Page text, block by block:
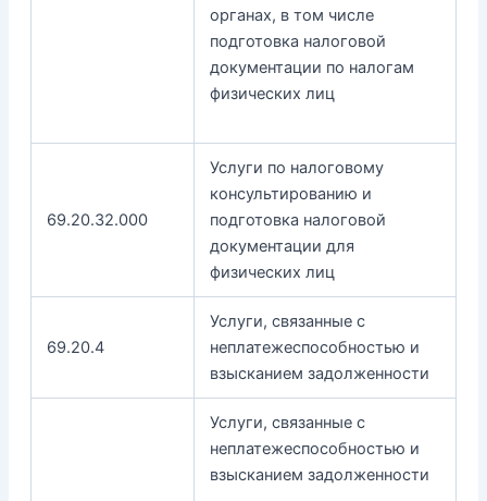
органах, в том числе
подготовка налоговой
документации по налогам
физических лиц
69.20.32.000
Услуги по налоговому
консультированию и
подготовка налоговой
документации для
физических лиц
69.20.4
Услуги, связанные с
неплатежеспособностью и
взысканием задолженности
Услуги, связанные с
неплатежеспособностью и
взысканием задолженности